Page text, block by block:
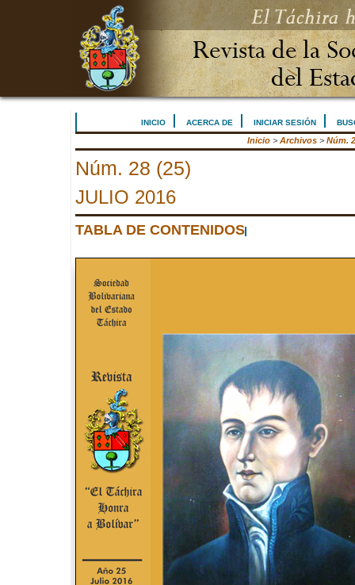
INICIO ACERCA DE INICIAR SESIÓN
Inicio > Archivos > Núm.
Núm. 28 (25)
JULIO 2016
TABLA DE CONTENIDOS